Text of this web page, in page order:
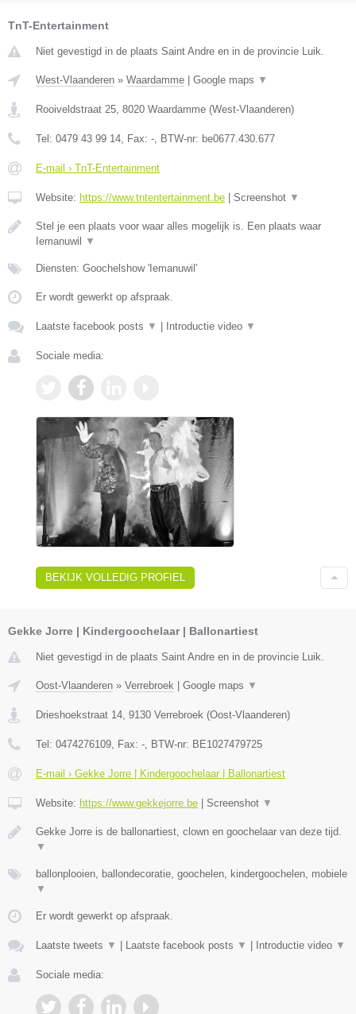
TnT-Entertainment
Niet gevestigd in de plaats Saint Andre en in de provincie Luik.
West-Vlaanderen » Waardamme Google maps ▼
Rooiveldstraat 25 8020 Waardamme (West-Vlaanderen)
Tel: 0479 43 99 14 , Fax: - , BTW-nr: be0677.430.677
E-mail › TnT-Entertainment
Website: https://www.tntentertainment.be Screenshot ▼
Stel je een plaats voor waar alles mogelijk is. Een plaats waar
Iemanuwil
▼
Diensten: Goochelshow 'Iemanuwil'
Er wordt gewerkt op afspraak.
Laatste facebook posts ▼ Introductie video ▼
Sociale media:
BEKIJK VOLLEDIG PROFIEL
Gekke Jorre | Kindergoochelaar | Ballonartiest
Niet gevestigd in de plaats Saint Andre en in de provincie Luik.
Oost-Vlaanderen » Verrebroek Google maps ▼
Drieshoekstraat 14, 9130 Verrebroek (Oost-Vlaanderen)
Tel: 0474276109, Fax: -, BTW-nr: BE1027479725
E-mail › Gekke Jorre | Kindergoochelaar | Ballonartiest
Website: https://www.gekkejorre.be Screenshot ▼
Gekke Jorre is de ballonartiest, clown en goochelaar van deze tijd.
▼
ballonplooien, ballondecoratie, goochelen, kindergoochelen, mobiele
▼
Er wordt gewerkt op afspraak.
Laatste tweets ▼ Laatste facebook posts ▼ Introductie video ▼
Sociale media: